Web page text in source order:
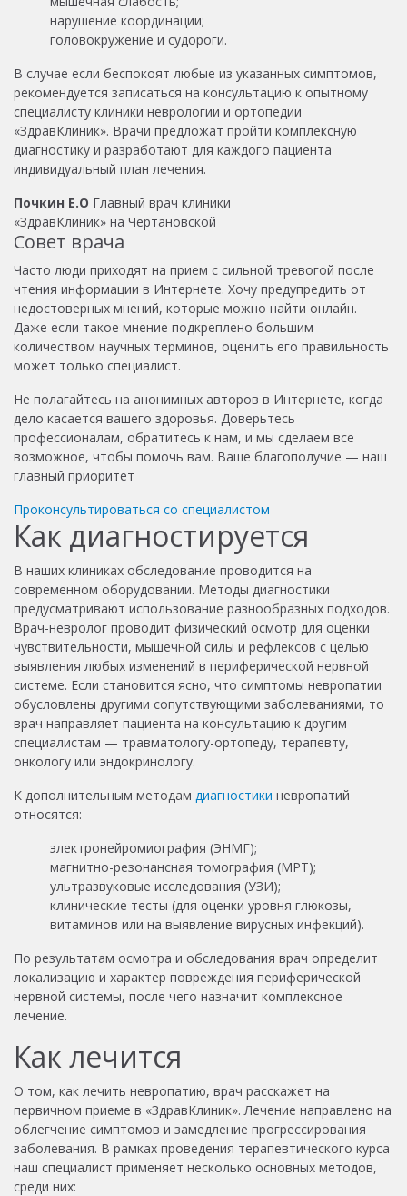
нарушение координации;
головокружение и судороги.
В случае если беспокоят любые из указанных симптомов,
рекомендуется записаться на консультацию к опытному
специалисту клиники неврологии и ортопедии
«ЗдравКлиник». Врачи предложат пройти комплексную
диагностику и разработают для каждого пациента
индивидуальный план лечения.
Почкин Е.О Главный врач клиники
«ЗдравКлиник» на Чертановской
Совет врача
Часто люди приходят на прием с сильной тревогой после
чтения информации в Интернете. Хочу предупредить от
недостоверных мнений, которые можно найти онлайн.
Даже если такое мнение подкреплено большим
количеством научных терминов, оценить его правильность
может только специалист.
Не полагайтесь на анонимных авторов в Интернете, когда
дело касается вашего здоровья. Доверьтесь
профессионалам, обратитесь к нам, и мы сделаем все
возможное, чтобы помочь вам. Ваше благополучие — наш
главный приоритет
Проконсультироваться со специалистом
Как диагностируется
В наших клиниках обследование проводится на
современном оборудовании. Методы диагностики
предусматривают использование разнообразных подходов.
Врач-невролог проводит физический осмотр для оценки
чувствительности, мышечной силы и рефлексов с целью
выявления любых изменений в периферической нервной
системе. Если становится ясно, что симптомы невропатии
обусловлены другими сопутствующими заболеваниями, то
врач направляет пациента на консультацию к другим
специалистам — травматологу-ортопеду, терапевту,
онкологу или эндокринологу.
К дополнительным методам диагностики невропатий
относятся:
электронейромиография (ЭНМГ);
магнитно-резонансная томография (МРТ);
ультразвуковые исследования (УЗИ);
клинические тесты (для оценки уровня глюкозы,
витаминов или на выявление вирусных инфекций).
По результатам осмотра и обследования врач определит
локализацию и характер повреждения периферической
нервной системы, после чего назначит комплексное
лечение.
Как лечится
О том, как лечить невропатию, врач расскажет на
первичном приеме в «ЗдравКлиник». Лечение направлено на
облегчение симптомов и замедление прогрессирования
заболевания. В рамках проведения терапевтического курса
наш специалист применяет несколько основных методов,
среди них: